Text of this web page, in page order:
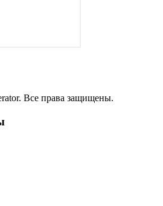
Все права защищены.